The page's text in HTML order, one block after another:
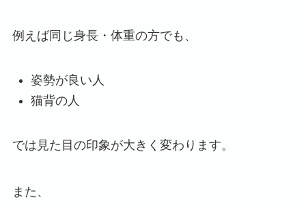
例えば同じ身長・体重の方でも、
姿勢が良い人
猫背の人
では見た目の印象が大きく変わります。
また、